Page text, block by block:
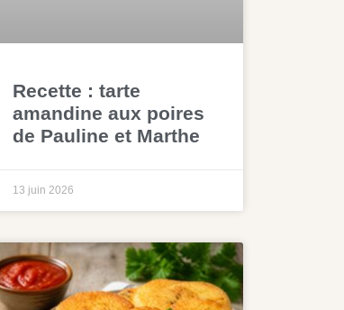
Recette : tarte
amandine aux poires
de Pauline et Marthe
13 juin 2026